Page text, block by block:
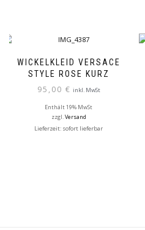
Varianten
auf.
können
auf
der
WICKELKLEID VERSACE
STYLE ROSE KURZ
95,00 € inkl. MwSt
Enthält 19% MwSt
zzgl.Versand
Lieferzeit: sofort lieferbar